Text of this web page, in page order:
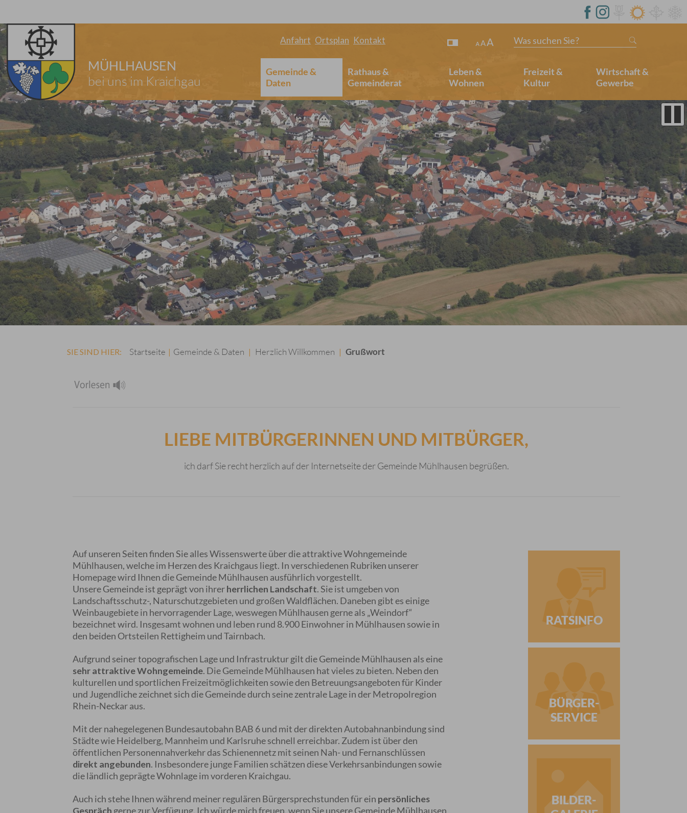
MÜHLHAUSEN
bei uns im Kraichgau
Anfahrt Ortsplan Kontakt Was suchen Sie?
Gemeinde &
Daten
Rathaus &
Gemeinderat
Leben &
Wohnen
Freizeit &
Kultur
Wirtschaft &
Gewerbe
SIE SIND HIER: Startseite | Gemeinde & Daten | Herzlich Willkommen | Grußwort
LIEBE MITBÜRGERINNEN UND MITBÜRGER,
ich darf Sie recht herzlich auf der Internetseite der Gemeinde Mühlhausen begrüßen.
Auf unseren Seiten finden Sie alles Wissenswerte über die attraktive Wohngemeinde
Mühlhausen, welche im Herzen des Kraichgaus liegt. In verschiedenen Rubriken unserer
Homepage wird Ihnen die Gemeinde Mühlhausen ausführlich vorgestellt.
Unsere Gemeinde ist geprägt von ihrerherrlichen Landschaft. Sie ist umgeben von
Landschaftsschutz-, Naturschutzgebieten und großen Waldflächen. Daneben gibt es einige
Weinbaugebiete in hervorragender Lage, weswegen Mühlhausen gerne als „Weindorf“
bezeichnet wird. Insgesamt wohnen und leben rund 8.900 Einwohner in Mühlhausen sowie in
den beiden Ortsteilen Rettigheim und Tairnbach.
Aufgrund seiner topografischen Lage und Infrastruktur gilt die Gemeinde Mühlhausen als eine
sehr attraktive Wohngemeinde. Die Gemeinde Mühlhausen hat vieles zu bieten. Neben den
kulturellen und sportlichen Freizeitmöglichkeiten sowie den Betreuungsangeboten für Kinder
und Jugendliche zeichnet sich die Gemeinde durch seine zentrale Lage in der Metropolregion
Rhein-Neckar aus.
Mit der nahegelegenen Bundesautobahn BAB 6 und mit der direkten Autobahnanbindung sind
Städte wie Heidelberg, Mannheim und Karlsruhe schnell erreichbar. Zudem ist über den
öffentlichen Personennahverkehr das Schienennetz mit seinen Nah- und Fernanschlüssen
direkt angebunden. Insbesondere junge Familien schätzen diese Verkehrsanbindungen sowie
die ländlich geprägte Wohnlage im vorderen Kraichgau.
Auch ich stehe Ihnen während meiner regulären Bürgersprechstunden für ein persönliches
Gespräch gerne zur Verfügung. Ich würde mich freuen, wenn Sie unsere Gemeinde Mühlhausen
RATSINFO
BÜRGER-
SERVICE
BILDER-